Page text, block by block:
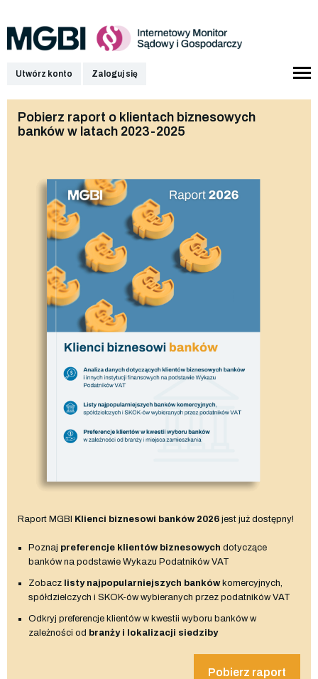
Utwórz konto Zaloguj się
Pobierz raport o klientach biznesowych
banków w latach 2023-2025
Raport MGBI Klienci biznesowi banków 2026 jest już dostępny!
Poznaj preferencje klientów biznesowych dotyczące
banków na podstawie Wykazu Podatników VAT
Zobacz listy najpopularniejszych bankówkomercyjnych,
spółdzielczych i SKOK-ów wybieranych przez podatników VAT
Odkryj preferencje klientów w kwestii wyboru banków w
zależności od branży i lokalizacji siedziby
Pobierz raport